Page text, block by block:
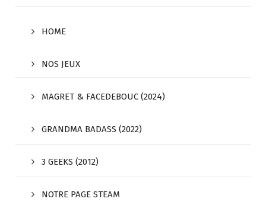
HOME
NOS JEUX
MAGRET & FACEDEBOUC (2024)
GRANDMA BADASS (2022)
3 GEEKS (2012)
NOTRE PAGE STEAM